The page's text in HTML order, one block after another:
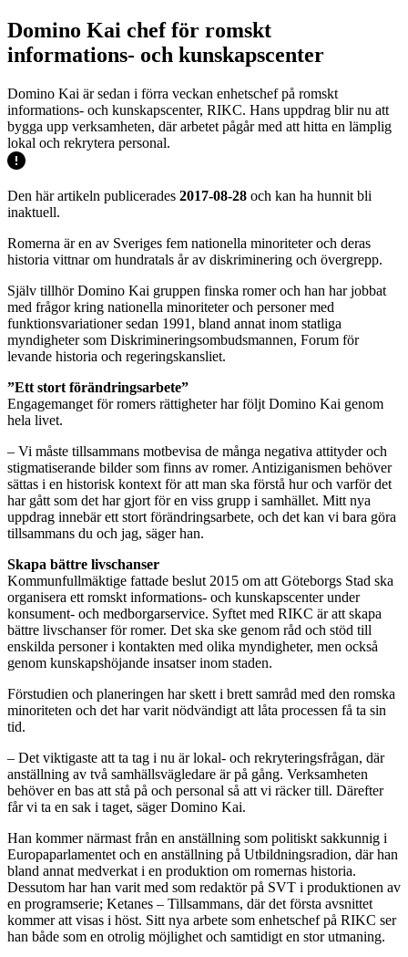
Domino Kai chef för romskt
informations- och kunskapscenter
Domino Kai är sedan i förra veckan enhetschef på romskt
informations- och kunskapscenter, RIKC. Hans uppdrag blir nu att
bygga upp verksamheten, där arbetet pågår med att hitta en lämplig
lokal och rekrytera personal.
Den här artikeln publicerades 2017-08-28 och kan ha hunnit bli
inaktuell.
Romerna är en av Sveriges fem nationella minoriteter och deras
historia vittnar om hundratals år av diskriminering och övergrepp.
Själv tillhör Domino Kai gruppen finska romer och han har jobbat
med frågor kring nationella minoriteter och personer med
funktionsvariationer sedan 1991, bland annat inom statliga
myndigheter som Diskrimineringsombudsmannen, Forum för
levande historia och regeringskansliet.
”Ett stort förändringsarbete”
Engagemanget för romers rättigheter har följt Domino Kai genom
hela livet.
– Vi måste tillsammans motbevisa de många negativa attityder och
stigmatiserande bilder som finns av romer. Antiziganismen behöver
sättas i en historisk kontext för att man ska förstå hur och varför det
har gått som det har gjort för en viss grupp i samhället. Mitt nya
uppdrag innebär ett stort förändringsarbete, och det kan vi bara göra
tillsammans du och jag, säger han.
Skapa bättre livschanser
Kommunfullmäktige fattade beslut 2015 om att Göteborgs Stad ska
organisera ett romskt informations- och kunskapscenter under
konsument- och medborgarservice. Syftet med RIKC är att skapa
bättre livschanser för romer. Det ska ske genom råd och stöd till
enskilda personer i kontakten med olika myndigheter, men också
genom kunskapshöjande insatser inom staden.
Förstudien och planeringen har skett i brett samråd med den romska
minoriteten och det har varit nödvändigt att låta processen få ta sin
tid.
– Det viktigaste att ta tag i nu är lokal- och rekryteringsfrågan, där
anställning av två samhällsvägledare är på gång. Verksamheten
behöver en bas att stå på och personal så att vi räcker till. Därefter
får vi ta en sak i taget, säger Domino Kai.
Han kommer närmast från en anställning som politiskt sakkunnig i
Europaparlamentet och en anställning på Utbildningsradion, där han
bland annat medverkat i en produktion om romernas historia.
Dessutom har han varit med som redaktör på SVT i produktionen av
en programserie; Ketanes – Tillsammans, där det första avsnittet
kommer att visas i höst. Sitt nya arbete som enhetschef på RIKC ser
han både som en otrolig möjlighet och samtidigt en stor utmaning.